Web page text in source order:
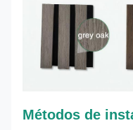
Métodos de